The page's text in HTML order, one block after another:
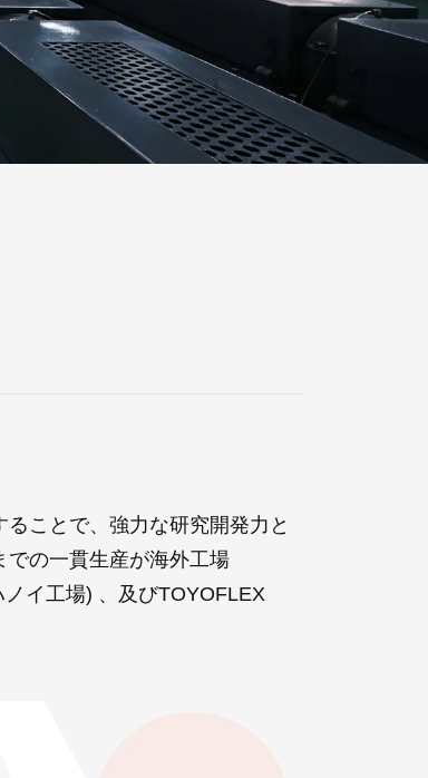
ことで、強力な研究開発力と
での一貫生産が海外工場
イ工場) 、及びTOYOFLEX